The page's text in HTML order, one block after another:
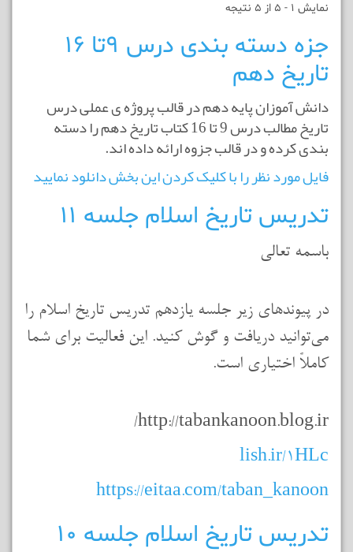
نمایش 1 - 5 از 5 نتیجه
جزه دسته بندی درس 9تا 16
تاریخ دهم
دانش آموزان پایه دهم در قالب پروژه ی عملی درس
تاریخ مطالب درس 9 تا 16 کتاب تاریخ دهم را دسته
بندی کرده و در قالب جزوه ارائه داده اند.
فایل مورد نظر را با کلیک کردن این بخش دانلود نمایید
تدريس تاريخ اسلام جلسه 11
باسمه تعالي
در پيوندهاي زير جلسه يازدهم تدريس تاريخ اسلام را
مي‌توانيد دريافت و گوش كنيد. اين فعاليت براي شما
كاملاً اختياري است.
http://tabankanoon.blog.ir/
lish.ir/1HLc
https://eitaa.com/taban_kanoon
تدريس تاريخ اسلام جلسه 10